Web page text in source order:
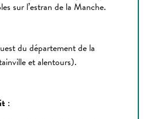
sur l’estran de la Manche.
du département de la
et alentours).
: